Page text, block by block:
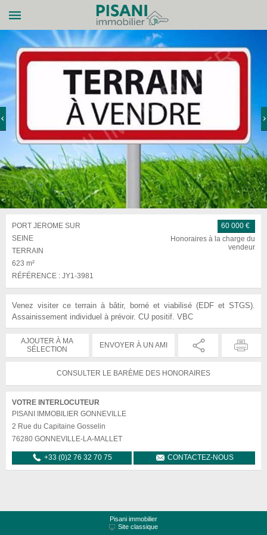
60 000 €
Honoraires à la charge du
vendeur
PORT JEROME SUR
SEINE
TERRAIN
623 m²
RÉFÉRENCE : JY1-3981
Venez visiter ce terrain à bâtir, borné et viabilisé (EDF et STGS).
Assainissement individuel à prévoir. CU positif. VBC
AJOUTER À MA
SÉLECTION
ENVOYER À UN AMI
CONSULTER LE BARÈME DES HONORAIRES
VOTRE INTERLOCUTEUR
PISANI IMMOBILIER GONNEVILLE
2 Rue du Capitaine Gosselin
76280 GONNEVILLE-LA-MALLET
+33 (0)2 76 32 70 75 CONTACTEZ-NOUS
Pisani immobilier
Site classique